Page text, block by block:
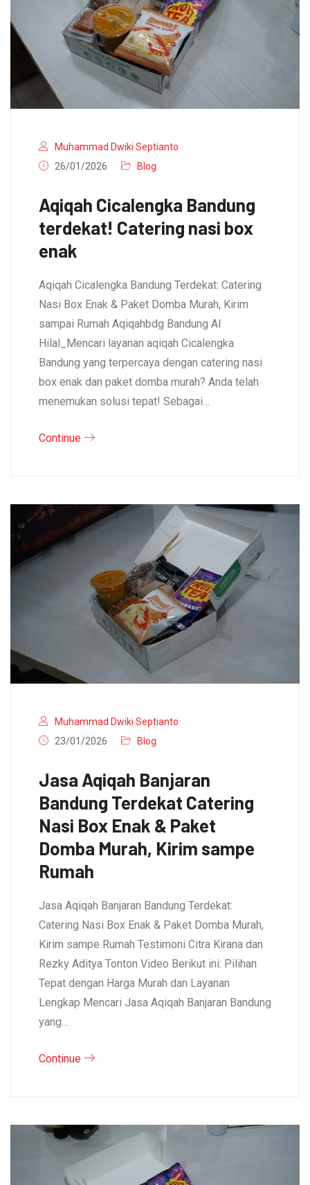
Muhammad Dwiki Septianto
26/01/2026
Blog
Aqiqah Cicalengka Bandung
terdekat! Catering nasi box
enak
Aqiqah Cicalengka Bandung Terdekat: Catering
Nasi Box Enak & Paket Domba Murah, Kirim
sampai Rumah Aqiqahbdg Bandung Al
Hilal_Mencari layanan aqiqah Cicalengka
Bandung yang terpercaya dengan catering nasi
box enak dan paket domba murah? Anda telah
menemukan solusi tepat! Sebagai…
Continue
Muhammad Dwiki Septianto
23/01/2026
Blog
Jasa Aqiqah Banjaran
Bandung Terdekat Catering
Nasi Box Enak & Paket
Domba Murah, Kirim sampe
Rumah
Jasa Aqiqah Banjaran Bandung Terdekat:
Catering Nasi Box Enak & Paket Domba Murah,
Kirim sampe Rumah Testimoni Citra Kirana dan
Rezky Aditya Tonton Video Berikut ini: Pilihan
Tepat dengan Harga Murah dan Layanan
Lengkap Mencari Jasa Aqiqah Banjaran Bandung
yang…
Continue